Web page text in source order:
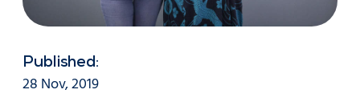
Published:
28 Nov, 2019